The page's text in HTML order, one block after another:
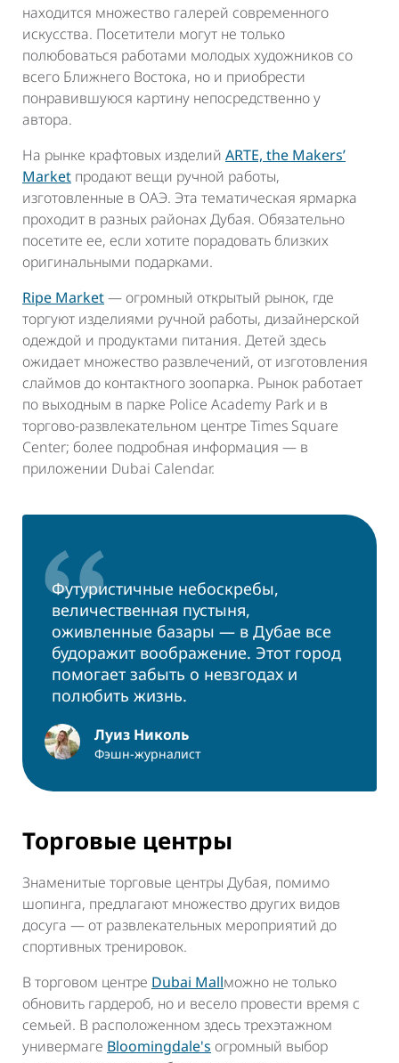
находится множество галерей современного
искусства. Посетители могут не только
полюбоваться работами молодых художников со
всего Ближнего Востока, но и приобрести
понравившуюся картину непосредственно у
автора.
На рынке крафтовых изделий ARTE, the Makers’
Market продают вещи ручной работы,
изготовленные в ОАЭ. Эта тематическая ярмарка
проходит в разных районах Дубая. Обязательно
посетите ее, если хотите порадовать близких
оригинальными подарками.
Ripe Market— огромный открытый рынок, где
торгуют изделиями ручной работы, дизайнерской
одеждой и продуктами питания. Детей здесь
ожидает множество развлечений, от изготовления
слаймов до контактного зоопарка. Рынок работает
по выходным в парке Police Academy Park и в
торгово-развлекательном центре Times Square
Center; более подробная информация — в
приложении Dubai Calendar.
Футуристичные небоскребы,
величественная пустыня,
оживленные базары — в Дубае все
будоражит воображение. Этот город
помогает забыть о невзгодах и
полюбить жизнь.
Луиз Николь
Фэшн-журналист
Торговые центры
Знаменитые торговые центры Дубая, помимо
шопинга, предлагают множество других видов
досуга — от развлекательных мероприятий до
спортивных тренировок.
В торговом центре Dubai Mallможно не только
обновить гардероб, но и весело провести время с
семьей. В расположенном здесь трехэтажном
универмаге Bloomingdale's огромный выбор